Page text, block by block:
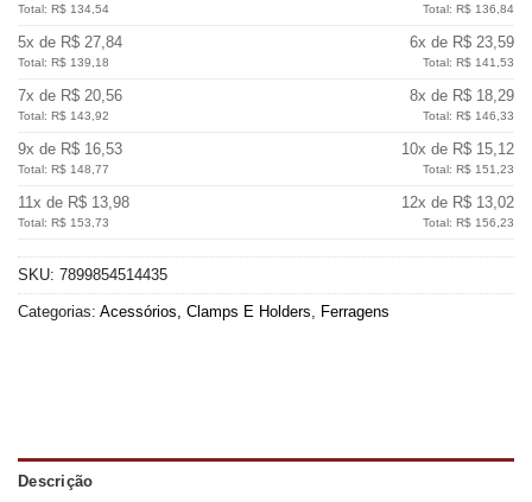
Total: R$ 134,54 Total: R$ 136,84
5x de R$ 27,84
Total: R$ 139,18
6x de R$ 23,59
Total: R$ 141,53
7x de R$ 20,56
Total: R$ 143,92
8x de R$ 18,29
Total: R$ 146,33
9x de R$ 16,53
Total: R$ 148,77
10x de R$ 15,12
Total: R$ 151,23
11x de R$ 13,98
Total: R$ 153,73
12x de R$ 13,02
Total: R$ 156,23
SKU: 7899854514435
Categorias: Acessórios, Clamps E Holders, Ferragens
Descrição